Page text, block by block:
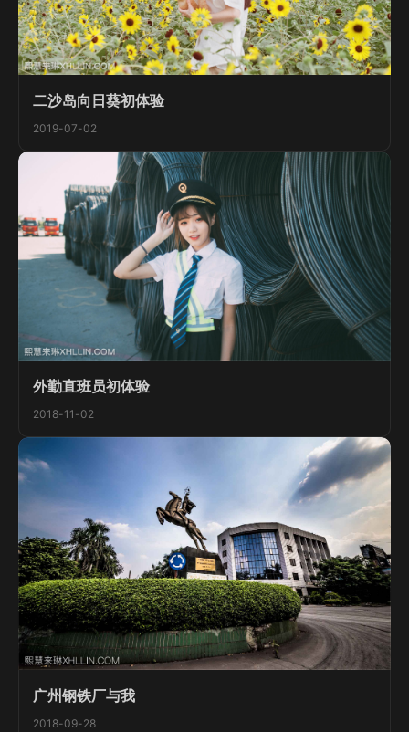
二沙岛向日葵初体验
2019-07-02
外勤直班员初体验
2018-11-02
广州钢铁厂与我
2018-09-28